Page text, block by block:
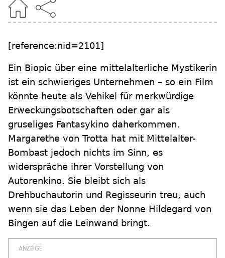
[reference:nid=2101]
Ein Biopic über eine mittelalterliche Mystikerin
ist ein schwieriges Unternehmen – so ein Film
könnte heute als Vehikel für merkwürdige
Erweckungsbotschaften oder gar als
gruseliges Fantasykino daherkommen.
Margarethe von Trotta hat mit Mittelalter-
Bombast jedoch nichts im Sinn, es
widerspräche ihrer Vorstellung von
Autorenkino. Sie bleibt sich als
Drehbuchautorin und Regisseurin treu, auch
wenn sie das Leben der Nonne Hildegard von
Bingen auf die Leinwand bringt.